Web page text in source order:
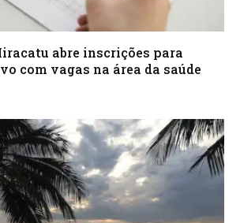
abre inscrições para
com vagas na área da saúde